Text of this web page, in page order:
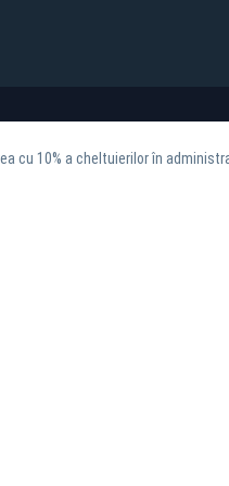
cu 10% a cheltuierilor în